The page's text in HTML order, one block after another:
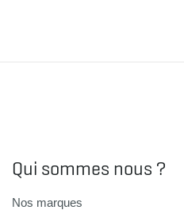
Qui sommes nous ?
Nos marques